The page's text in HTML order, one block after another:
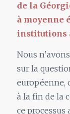
de la
à moyenne
institutions
Nous
sur la
européenne,
à la fin de la
ce processus